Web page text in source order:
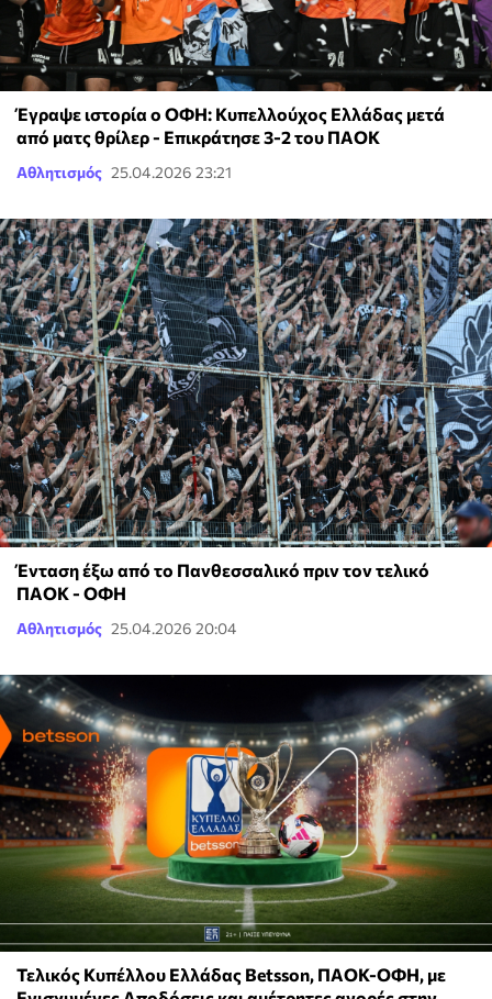
Έγραψε ιστορία ο ΟΦΗ: Κυπελλούχος Ελλάδας μετά
από ματς θρίλερ - Επικράτησε 3-2 του ΠΑΟΚ
Αθλητισμός 25.04.2026 23:21
Ένταση έξω από το Πανθεσσαλικό πριν τον τελικό
ΠΑΟΚ - ΟΦΗ
Αθλητισμός 25.04.2026 20:04
Τελικός Κυπέλλου Ελλάδας Betsson, ΠΑΟΚ-ΟΦΗ, με